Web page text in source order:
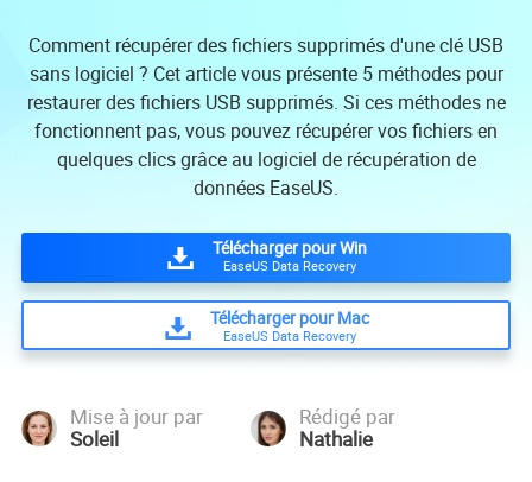
Comment récupérer des fichiers supprimés d'une clé USB
sans logiciel ? Cet article vous présente 5 méthodes pour
restaurer des fichiers USB supprimés. Si ces méthodes ne
fonctionnent pas, vous pouvez récupérer vos fichiers en
quelques clics grâce au logiciel de récupération de
données EaseUS.
Télécharger pour Win
EaseUS Data Recovery
Télécharger pour Mac
EaseUS Data Recovery
Mise à jour par
Soleil
Rédigé par
Nathalie